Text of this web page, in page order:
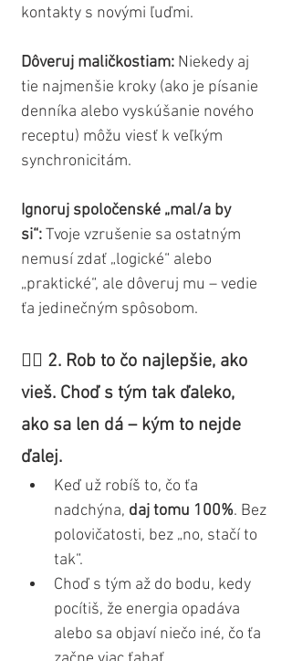
kontakty s novými ľuďmi.
Dôveruj maličkostiam: Niekedy aj
tie najmenšie kroky (ako je písanie
denníka alebo vyskúšanie nového
receptu) môžu viesť k veľkým
synchronicitám.
Ignoruj spoločenské „mal/a by
si“: Tvoje vzrušenie sa ostatným
nemusí zdať „logické“ alebo
„praktické“, ale dôveruj mu – vedie
ťa jedinečným spôsobom.
👉🏼 2. Rob to čo najlepšie, ako
vieš. Choď s tým tak ďaleko,
ako sa len dá – kým to nejde
ďalej.
Keď už robíš to, čo ťa
nadchýna, daj tomu 100%. Bez
polovičatosti, bez „no, stačí to
tak“.
Choď s tým až do bodu, kedy
pocítiš, že energia opadáva
alebo sa objaví niečo iné, čo ťa